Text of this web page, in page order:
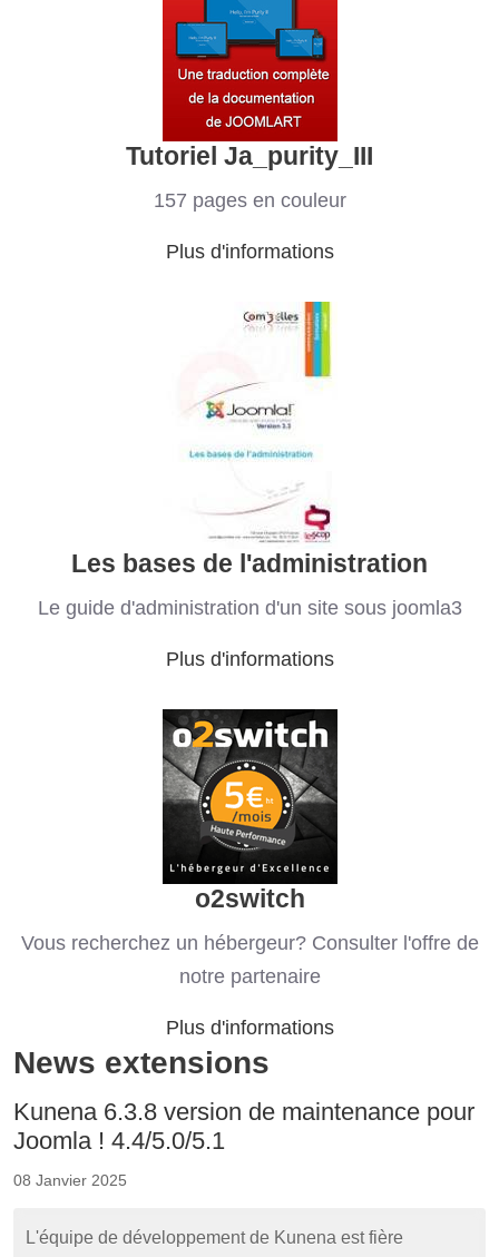
Tutoriel Ja_purity_III
157 pages en couleur
Plus d'informations
Les bases de l'administration
Le guide d'administration d'un site sous joomla3
Plus d'informations
o2switch
Vous recherchez un hébergeur? Consulter l'offre de
notre partenaire
Plus d'informations
News extensions
Kunena 6.3.8 version de maintenance pour
Joomla ! 4.4/5.0/5.1
08 Janvier 2025
L'équipe de développement de Kunena est fière